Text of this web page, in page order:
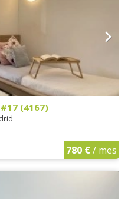
(4167)
780 €/ mes